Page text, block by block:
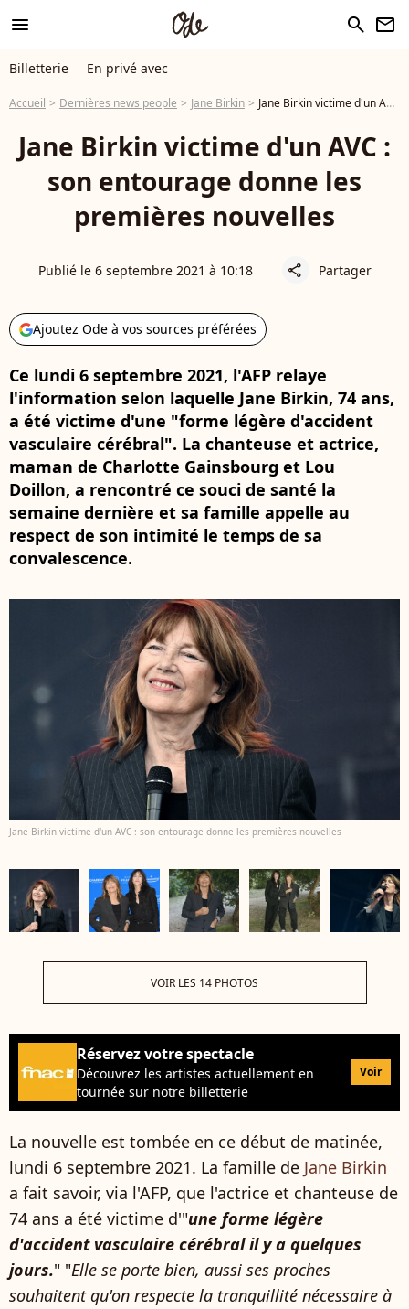
menu search newsletter
Billetterie En privé avec
Accueil Dernières news people Jane Birkin Jane Birkin victime d'un AVC : son entourage donne les premières nouvelles
Jane Birkin victime d'un AVC :
son entourage donne les
premières nouvelles
Publié le 6 septembre 2021 à 10:18 share Partager
Ajoutez Ode à vos sources préférées
Ce lundi 6 septembre 2021, l'AFP relaye
l'information selon laquelle Jane Birkin, 74 ans,
a été victime d'une "forme légère d'accident
vasculaire cérébral". La chanteuse et actrice,
maman de Charlotte Gainsbourg et Lou
Doillon, a rencontré ce souci de santé la
semaine dernière et sa famille appelle au
respect de son intimité le temps de sa
convalescence.
Jane Birkin victime d'un AVC : son entourage donne les premières nouvelles
VOIR LES 14 PHOTOS
Réservez votre spectacle
Découvrez les artistes actuellement en
tournée sur notre billetterie
Voir
La nouvelle est tombée en ce début de matinée,
lundi 6 septembre 2021. La famille de Jane Birkin
a fait savoir, via l'AFP, que l'actrice et chanteuse de
74 ans a été victime d'"une forme légère
d'accident vasculaire cérébral il y a quelques
jours." "Elle se porte bien, aussi ses proches
souhaitent qu'on respecte la tranquillité nécessaire à